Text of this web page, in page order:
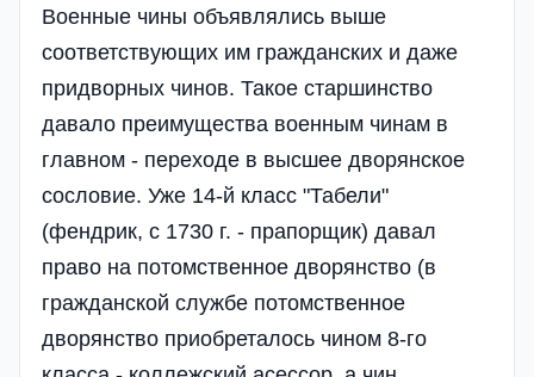
Военные чины объявлялись выше
соответствующих им гражданских и даже
придворных чинов. Такое старшинство
давало преимущества военным чинам в
главном - переходе в высшее дворянское
сословие. Уже 14-й класс "Табели"
(фендрик, с 1730 г. - прапорщик) давал
право на потомственное дворянство (в
гражданской службе потомственное
дворянство приобреталось чином 8-го